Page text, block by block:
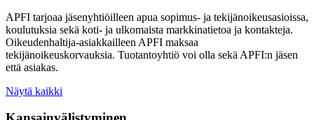
APFI tarjoaa jäsenyhtiöilleen apua sopimus- ja tekijänoikeusasioissa,
koulutuksia sekä koti- ja ulkomaista markkinatietoa ja kontakteja.
Oikeudenhaltija-asiakkailleen APFI maksaa
tekijänoikeuskorvauksia. Tuotantoyhtiö voi olla sekä APFI:n jäsen
että asiakas.
Näytä kaikki